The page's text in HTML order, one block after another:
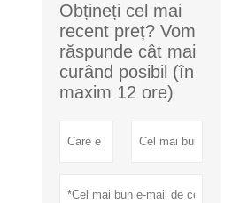
Obțineți cel mai
recent preț? Vom
răspunde cât mai
curând posibil (în
maxim 12 ore)